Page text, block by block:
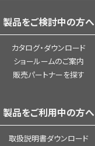
製品をご検討中の方へ
カタログ・ダウンロード
ショールームのご案内
販売パートナーを探す
製品をご利用中の方へ
取扱説明書ダウンロード